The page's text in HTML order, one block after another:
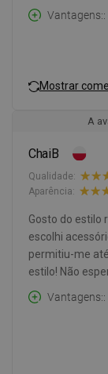
Vantagens:
Mostrar
A
ChaiB
Qualidade:
Aparência:
Gosto do estilo
escolhi
permitiu-me
estilo! Não
Vantagens: